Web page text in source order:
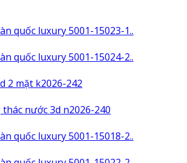
quốc luxury 5001-15023-1..
quốc luxury 5001-15024-2..
2 mặt k2026-242
nước 3d n2026-240
quốc luxury 5001-15018-2..